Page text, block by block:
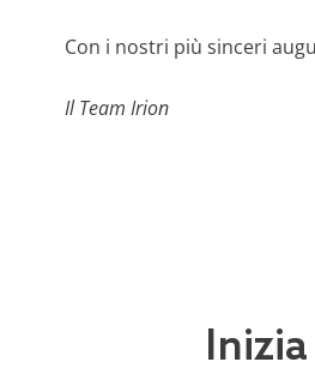
Con i nostri più sinceri
Il Team Irion